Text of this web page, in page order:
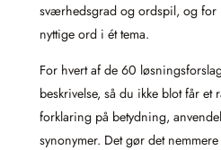
sværhedsgrad og ordspil, og for
nyttige ord i ét tema.
For hvert af de 60
beskrivelse, så du ikke blot får et
forklaring på betydning,
synonymer. Det gør det